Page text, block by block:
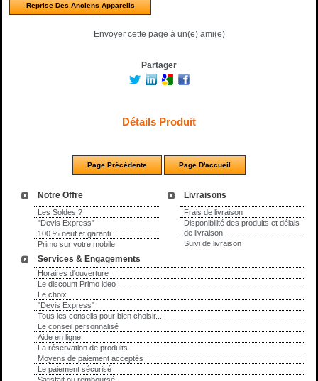
Notre Offre
Les Soldes ?
"Devis Express"
100 % neuf et garanti
Primo sur votre mobile
Livraisons
Frais de livraison
Disponibilité des produits et délais
de livraison
Suivi de livraison
Services & Engagements
Horaires d'ouverture
Le discount Primo ideo
Le choix
"Devis Express"
Tous les conseils pour bien choisir...
Le conseil personnalisé
Aide en ligne
La réservation de produits
Moyens de paiement acceptés
Le paiement sécurisé
Reprise Des Anciens Appareils
Envoyer cette page à un(e) ami(e)
Partager
Détails Produit